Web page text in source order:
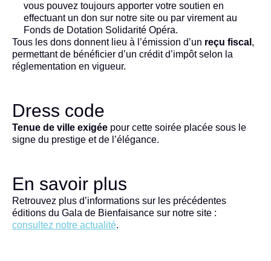
vous pouvez toujours apporter votre soutien en
effectuant un don sur notre site ou par virement au
Fonds de Dotation Solidarité Opéra.
Tous les dons donnent lieu à l’émission d’un reçu fiscal ,
permettant de bénéficier d’un crédit d’impôt selon la
réglementation en vigueur.
Dress code
Tenue de ville exigée pour cette soirée placée sous le
signe du prestige et de l’élégance.
En savoir plus
Retrouvez plus d’informations sur les précédentes
éditions du Gala de Bienfaisance sur notre site :
consultez notre actualité.